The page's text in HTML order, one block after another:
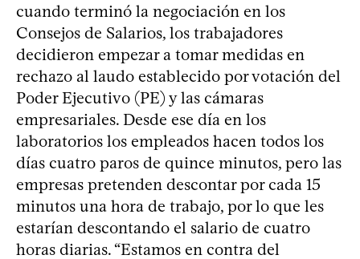
cuando terminó la negociación en los
Consejos de Salarios, los trabajadores
decidieron empezar a tomar medidas en
rechazo al laudo establecido por votación del
Poder Ejecutivo (PE) y las cámaras
empresariales. Desde ese día en los
laboratorios los empleados hacen todos los
días cuatro paros de quince minutos, pero las
empresas pretenden descontar por cada 15
minutos una hora de trabajo, por lo que les
estarían descontando el salario de cuatro
horas diarias. “Estamos en contra del